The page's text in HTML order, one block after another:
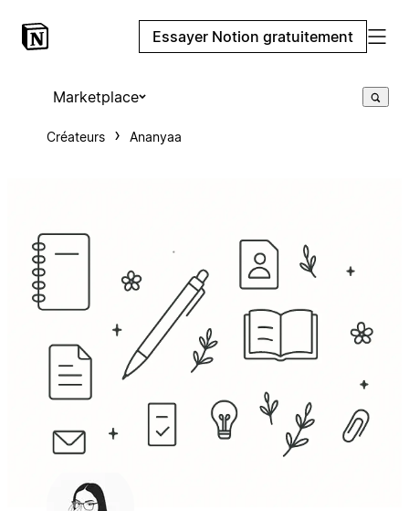
Essayer Notion gratuitement
Marketplace
Créateurs Ananyaa